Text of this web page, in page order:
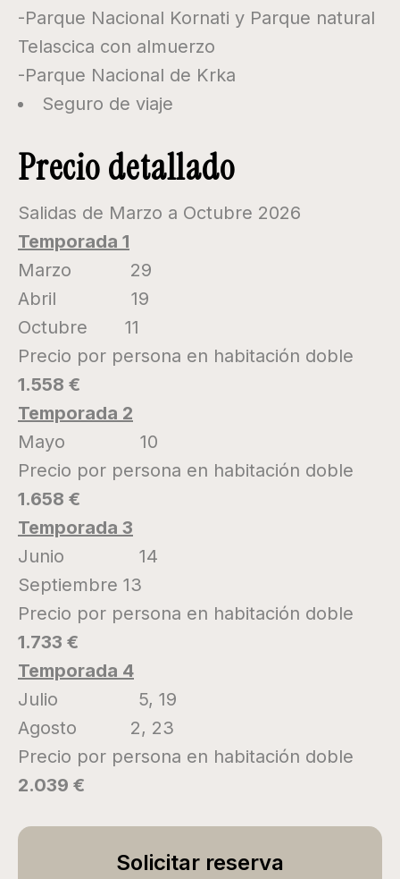
-Parque Nacional Kornati y Parque natural
Telascica con almuerzo
-Parque Nacional de Krka
Seguro de viaje
Precio detallado
Salidas de Marzo a Octubre 2026
Temporada 1
Marzo 29
Abril 19
Octubre 11
Precio por persona en habitación doble
1.558 €
Temporada 2
Mayo 10
Precio por persona en habitación doble
1.658 €
Temporada 3
Junio 14
Septiembre 13
Precio por persona en habitación doble
1.733 €
Temporada 4
Julio 5, 19
Agosto 2, 23
Precio por persona en habitación doble
2.039 €
Solicitar reserva